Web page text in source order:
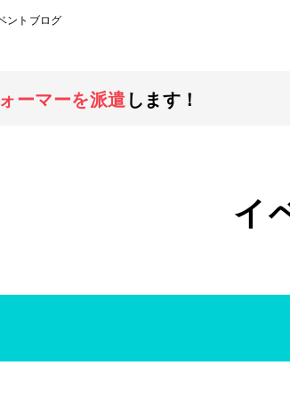
ントブログ
ーマーを派遣 します！
イ